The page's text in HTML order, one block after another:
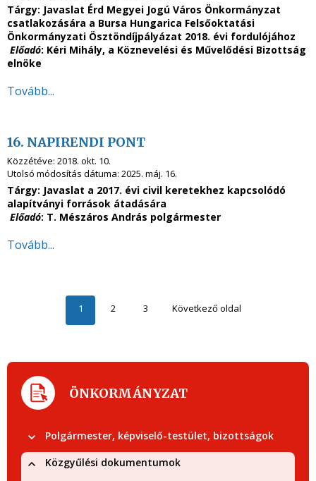
Tárgy: Javaslat Érd Megyei Jogú Város Önkormányzat
csatlakozására a Bursa Hungarica Felsőoktatási
Önkormányzati Ösztöndíjpályázat 2018. évi fordulójához
Előadó: Kéri Mihály, a Köznevelési és Művelődési Bizottság
elnöke
Tovább...
16. NAPIRENDI PONT
Közzétéve: 2018. okt. 10.
Utolsó módosítás dátuma: 2025. máj. 16.
Tárgy: Javaslat a 2017. évi civil keretekhez kapcsolódó
alapítványi források átadására
Előadó: T. Mészáros András polgármester
Tovább...
1 2 3 Következő oldal
ÖNKORMÁNYZAT
Polgármester, képviselő-testület, bizottságok
Közgyűlési dokumentumok